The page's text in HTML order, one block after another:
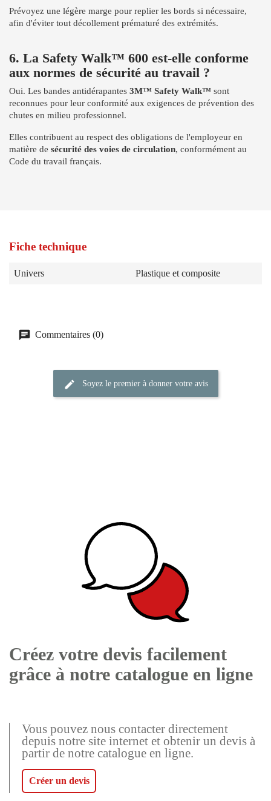
Prévoyez une légère marge pour replier les bords si nécessaire,
afin d'éviter tout décollement prématuré des extrémités.
6. La Safety Walk™ 600 est-elle conforme
aux normes de sécurité au travail ?
Oui. Les bandes antidérapantes 3M™ Safety Walk™ sont
reconnues pour leur conformité aux exigences de prévention des
chutes en milieu professionnel.
Elles contribuent au respect des obligations de l'employeur en
matière de sécurité des voies de circulation, conformément au
Code du travail français.
Fiche technique
Univers Plastique et composite
Commentaires (0)
Soyez le premier à donner votre avis
Créez votre devis facilement
grâce à notre catalogue en ligne
Vous pouvez nous contacter directement
depuis notre site internet et obtenir un devis à
partir de notre catalogue en ligne.
Créer un devis